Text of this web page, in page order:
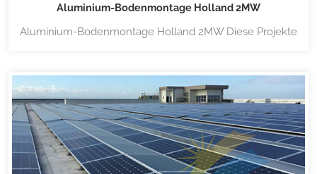
Aluminium-Bodenmontage Holland 2MW
Aluminium-Bodenmontage Holland 2MW Diese Projekte
fest verankern. Landpower verfügt über eine große
Auswahl an Solar-Montagesystemen, darunter
verschiedene Dach-, Bod...